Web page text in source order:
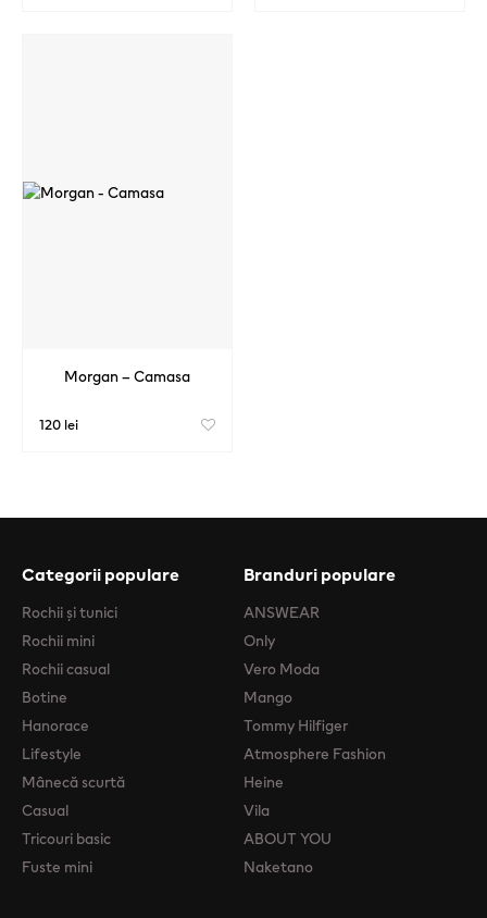
Morgan – Camasa
120 lei
Categorii populare
Rochii şi tunici
Rochii mini
Rochii casual
Botine
Hanorace
Lifestyle
Mânecă scurtă
Casual
Tricouri basic
Fuste mini
Branduri populare
ANSWEAR
Only
Vero Moda
Mango
Tommy Hilfiger
Atmosphere Fashion
Heine
Vila
ABOUT YOU
Naketano